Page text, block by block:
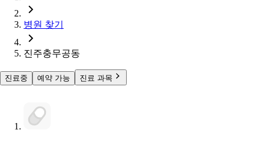
병원 찾기
진주충무공동
진료중 예약 가능 진료 과목